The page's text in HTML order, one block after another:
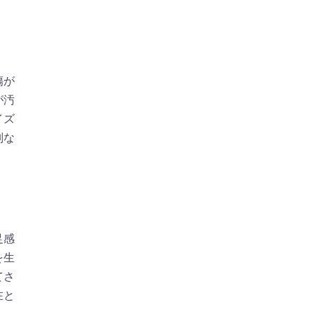
が
汚
ズ
な
感
生